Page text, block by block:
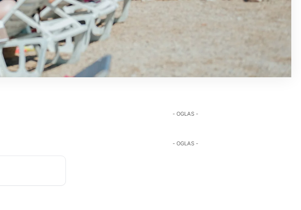
- OGLAS -
- OGLAS -